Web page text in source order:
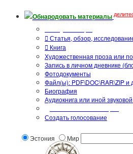
Обнародовать материалы
Статья, обзор,
Книга
Художественная проза или
Запись в личном дневнике
Фотодокументы
Файл(ы): PDF\DOC\RAR\ZIP и
Биография
Аудиокнига или иной
Создать голосование
Эстония Мир